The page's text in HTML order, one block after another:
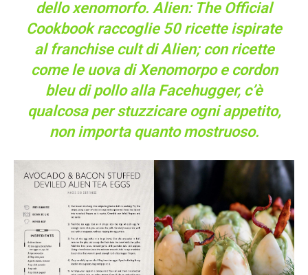
dello xenomorfo. Alien: The Official
Cookbook raccoglie 50 ricette ispirate
al franchise cult di Alien; con ricette
come le uova di Xenomorpo e cordon
bleu di pollo alla Facehugger, c’è
qualcosa per stuzzicare ogni appetito,
non importa quanto mostruoso.